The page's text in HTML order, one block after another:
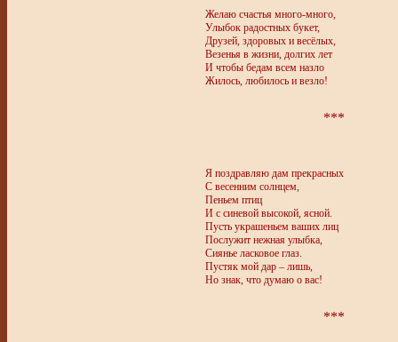
Желаю счастья много-много,
Улыбок радостных букет,
Друзей, здоровых и весёлых,
Везенья в жизни, долгих лет
И чтобы бедам всем назло
Жилось, любилось и везло!
***
Я поздравляю дам прекрасных
С весенним солнцем,
Пеньем птиц
И с синевой высокой, ясной.
Пусть украшеньем ваших лиц
Послужит нежная улыбка,
Сиянье ласковое глаз.
Пустяк мой дар – лишь,
Но знак, что думаю о вас!
***